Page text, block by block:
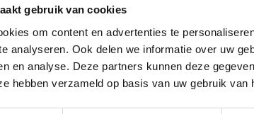
gebruik van cookies
om content en advertenties te
analyseren. Ook delen we informatie over uw
en analyse. Deze partners kunnen deze
hebben verzameld op basis van uw gebruik van
Team van de toekomst